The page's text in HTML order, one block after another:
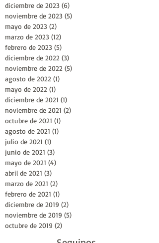
diciembre de 2023 (6)
noviembre de 2023 (5)
mayo de 2023 (2)
marzo de 2023 (12)
febrero de 2023 (5)
diciembre de 2022 (3)
noviembre de 2022 (5)
agosto de 2022 (1)
mayo de 2022 (1)
diciembre de 2021 (1)
noviembre de 2021 (2)
octubre de 2021 (1)
agosto de 2021 (1)
julio de 2021 (1)
junio de 2021 (3)
mayo de 2021 (4)
abril de 2021 (3)
marzo de 2021 (2)
febrero de 2021 (1)
diciembre de 2019 (2)
noviembre de 2019 (5)
octubre de 2019 (2)